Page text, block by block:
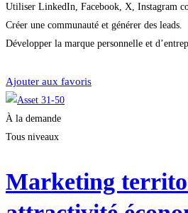
Utiliser LinkedIn, Facebook, X, Instagram
Créer une communauté et générer des leads.
Développer la marque personnelle et
Ajouter aux favoris
À la demande
Tous niveaux
Marketing